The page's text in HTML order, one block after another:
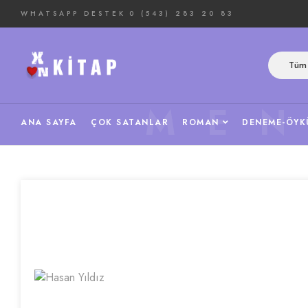
WHATSAPP DESTEK 0 (543) 283 20 83
ANA SAYFA ÇOK SATANLAR ROMAN DENEME-